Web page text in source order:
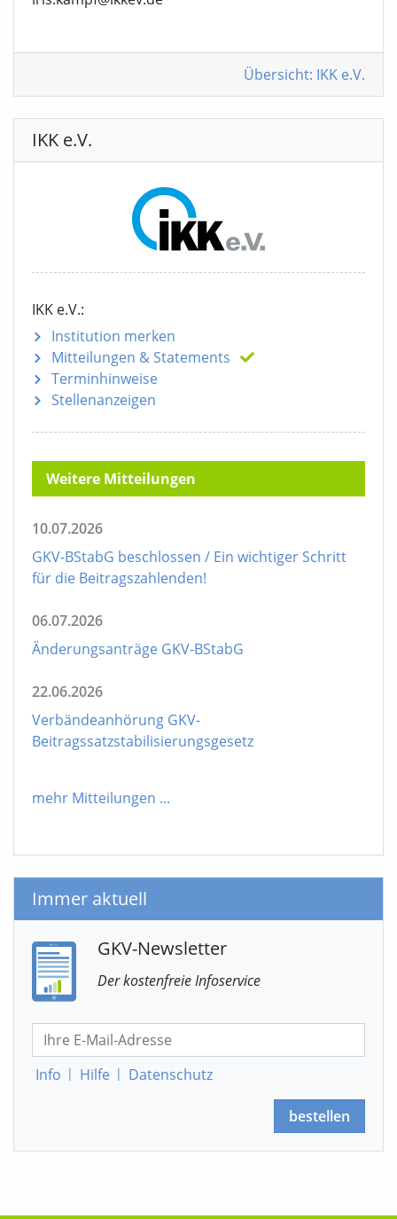
Übersicht: IKK e.V.
IKK e.V.
IKK e.V.:
Institution merken
Mitteilungen & Statements
Terminhinweise
Stellenanzeigen
Weitere Mitteilungen
10.07.2026
GKV-BStabG beschlossen / Ein wichtiger Schritt
für die Beitragszahlenden!
06.07.2026
Änderungsanträge GKV-BStabG
22.06.2026
Verbändeanhörung GKV-
Beitragssatzstabilisierungsgesetz
mehr Mitteilungen ...
Immer aktuell
GKV-Newsletter
Der kostenfreie Infoservice
Info | Hilfe | Datenschutz
bestellen